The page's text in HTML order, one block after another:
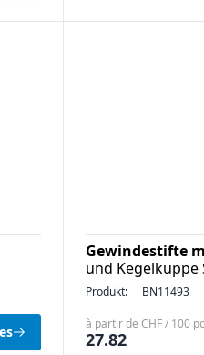
Gewindestifte
und Kegelkuppe
Produkt: BN11493
à partir de CHF / 100
27.82